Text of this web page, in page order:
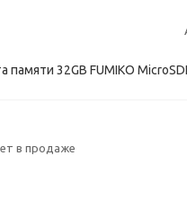
памяти 32GB FUMIKO
в продаже